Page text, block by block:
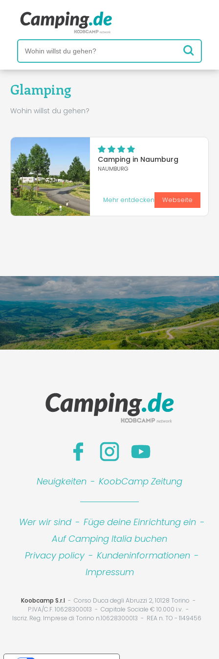
Glamping
Wohin willst du gehen?
Camping in Naumburg
NAUMBURG
Mehr entdecken Webseite
Neuigkeiten - KoobCamp Zeitung
Wer wir sind - Füge deine Einrichtung ein -
Auf Camping Italia buchen
Privacy policy - Kundeninformationen -
Impressum
Koobcamp S.r.l
Corso Duca degli Abruzzi 2, 10128 Torino
P.IVA/C.F. 10628300013
Capitale Sociale € 10.000 i.v.
Iscriz. Reg. Imprese di Torino n.10628300013
REA n. TO - 1149456